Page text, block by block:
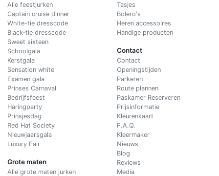
Alle feestjurken
Captain cruise dinner
White-tie dresscode
Black-tie dresscode
Sweet sixteen
Schoolgala
Kerstgala
Sensation white
Examen gala
Prinses Carnaval
Bedrijfsfeest
Haringparty
Prinsjesdag
Red Hat Society
Nieuwjaarsgala
Luxury Fair
Grote maten
Alle grote maten jurken
Tasjes
Bolero's
Heren accessoires
Handige producten
Contact
Contact
Openingstijden
Parkeren
Route plannen
Paskamer Reserveren
Prijsinformatie
Kleurenkaart
F.A.Q.
Kleermaker
Nieuws
Blog
Reviews
Media